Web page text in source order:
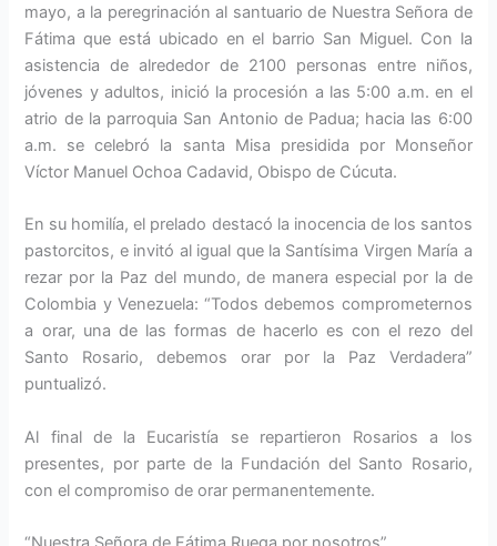
mayo, a la peregrinación al santuario de Nuestra Señora de
Fátima que está ubicado en el barrio San Miguel. Con la
asistencia de alrededor de 2100 personas entre niños,
jóvenes y adultos, inició la procesión a las 5:00 a.m. en el
atrio de la parroquia San Antonio de Padua; hacia las 6:00
a.m. se celebró la santa Misa presidida por Monseñor
Víctor Manuel Ochoa Cadavid, Obispo de Cúcuta.
En su homilía, el prelado destacó la inocencia de los santos
pastorcitos, e invitó al igual que la Santísima Virgen María a
rezar por la Paz del mundo, de manera especial por la de
Colombia y Venezuela: “Todos debemos comprometernos
a orar, una de las formas de hacerlo es con el rezo del
Santo Rosario, debemos orar por la Paz Verdadera”
puntualizó.
Al final de la Eucaristía se repartieron Rosarios a los
presentes, por parte de la Fundación del Santo Rosario,
con el compromiso de orar permanentemente.